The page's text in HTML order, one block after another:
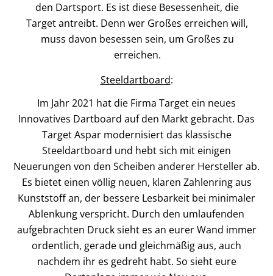
den Dartsport. Es ist diese Besessenheit, die
Target antreibt. Denn wer Großes erreichen will,
muss davon besessen sein, um Großes zu
erreichen.
Steeldartboard:
Im Jahr 2021 hat die Firma Target ein neues
Innovatives Dartboard auf den Markt gebracht. Das
Target Aspar modernisiert das klassische
Steeldartboard und hebt sich mit einigen
Neuerungen von den Scheiben anderer Hersteller ab.
Es bietet einen völlig neuen, klaren Zahlenring aus
Kunststoff an, der bessere Lesbarkeit bei minimaler
Ablenkung verspricht. Durch den umlaufenden
aufgebrachten Druck sieht es an eurer Wand immer
ordentlich, gerade und gleichmäßig aus, auch
nachdem ihr es gedreht habt. So sieht eure